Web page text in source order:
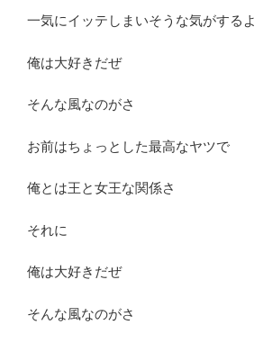
一気にイッテしまいそうな気がするよ
俺は大好きだぜ
そんな風なのがさ
お前はちょっとした最高なヤツで
俺とは王と女王な関係さ
それに
俺は大好きだぜ
そんな風なのがさ